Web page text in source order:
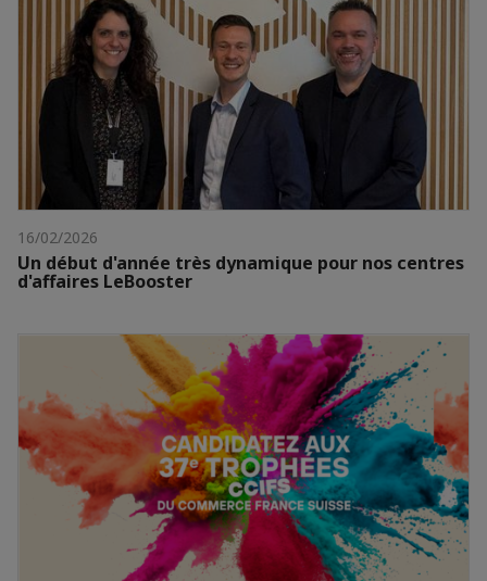
16/02/2026
Un début d'année très dynamique pour nos centres
d'affaires LeBooster